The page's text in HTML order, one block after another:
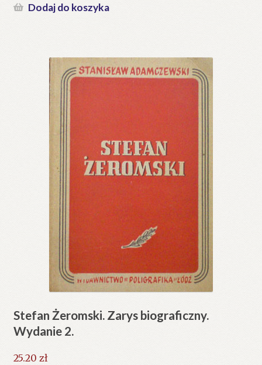
Dodaj do koszyka
Stefan Żeromski. Zarys biograficzny.
Wydanie 2.
25.20 zł